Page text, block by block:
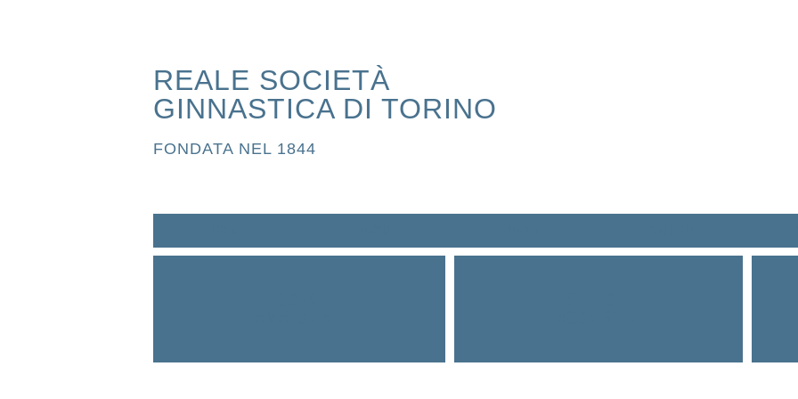
REALE SOCIETÀ
GINNASTICA DI TORINO
FONDATA NEL 1844